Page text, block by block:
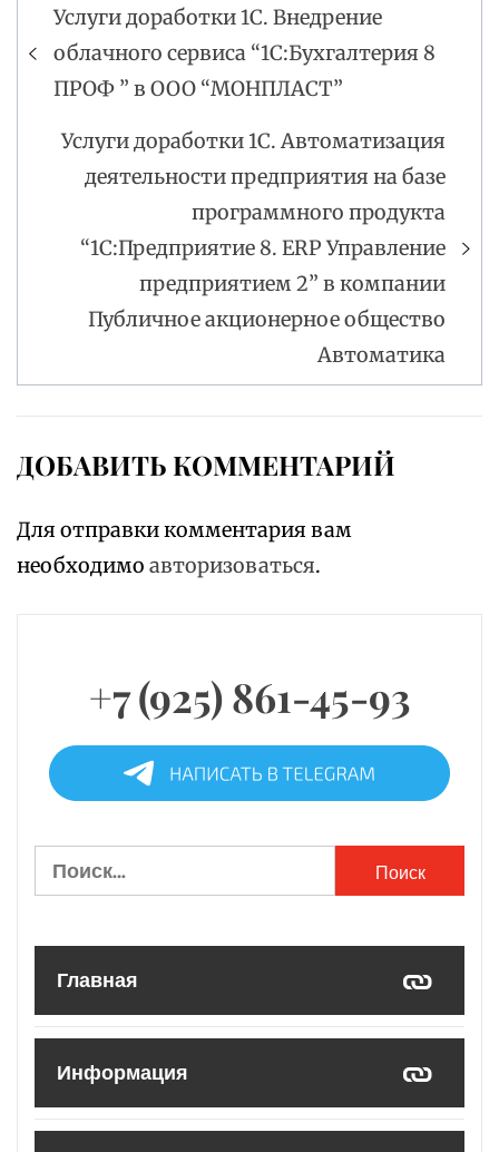
Навигация
по
записям
Услуги доработки 1С. Внедрение
облачного сервиса “1С:Бухгалтерия 8
ПРОФ ” в ООО “МОНПЛАСТ”
Услуги доработки 1С. Автоматизация
деятельности предприятия на базе
программного продукта
“1С:Предприятие 8. ERP Управление
предприятием 2” в компании
Публичное акционерное общество
Автоматика
ДОБАВИТЬ КОММЕНТАРИЙ
Для отправки комментария вам
необходимо авторизоваться.
+7 (925) 861-45-93
Найти:
Главная
Информация